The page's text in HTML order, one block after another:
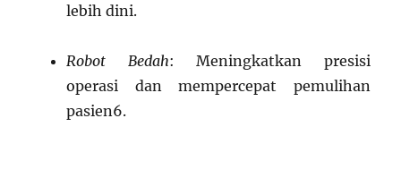
lebih dini.
Robot Bedah: Meningkatkan presisi
operasi dan mempercepat pemulihan
pasien6.